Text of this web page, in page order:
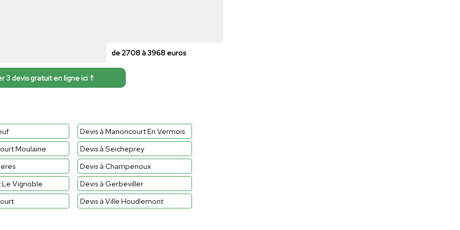
de 2708 à 3968 euros
3 devis gratuit en ligne ici ↑
Devis à Manoncourt En Vermois
Moulaine
Devis à Seicheprey
Devis à Champenoux
Le Vignoble
Devis à Gerbeviller
Devis à Ville Houdlemont